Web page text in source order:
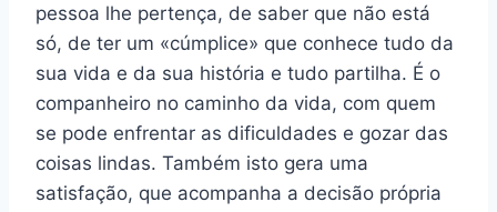
pessoa lhe pertença, de saber que não está
só, de ter um «cúmplice» que conhece tudo da
sua vida e da sua história e tudo partilha. É o
companheiro no caminho da vida, com quem
se pode enfrentar as dificuldades e gozar das
coisas lindas. Também isto gera uma
satisfação, que acompanha a decisão própria